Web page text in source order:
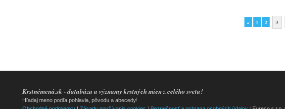
« 1 2 3
Krstnémená.sk - databáza a významy krstných mien z celého sveta!
Hľadaj meno podľa pohlavia, pôvodu a abecedy!